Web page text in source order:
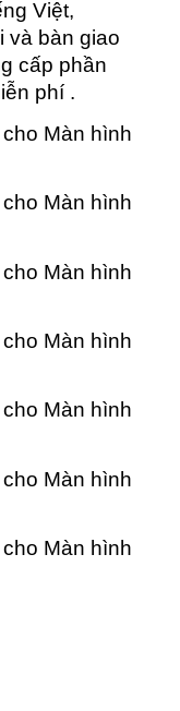
Việt,
và bàn giao
cấp phần
phí .
Màn hình
Màn hình
Màn hình
Màn hình
Màn hình
Màn hình
Màn hình